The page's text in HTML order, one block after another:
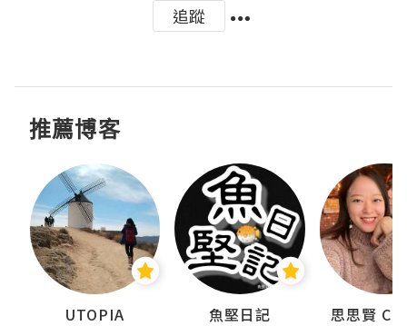
追蹤
推薦博客
UTOPIA 魚堅日記